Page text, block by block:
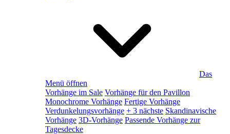
Das
Menü öffnen
Vorhänge im Sale Vorhänge für den Pavillon
Monochrome Vorhänge Fertige Vorhänge
Verdunkelungsvorhänge + 3 nächste Skandinavische
Vorhänge 3D-Vorhänge Passende Vorhänge zur
Tagesdecke